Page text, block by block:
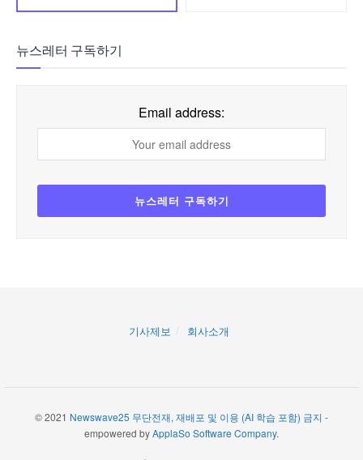
뉴스레터 구독하기
Email address:
기사제보 회사소개
© 2021 Newswave25 무단전재, 재배포 및 이용 (AI 학습 포함) 금지 -
empowered byApplaSo Software Company.